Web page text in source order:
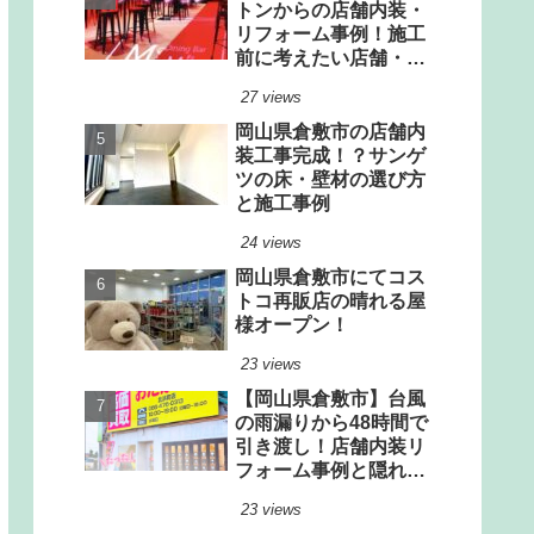
トンからの店舗内装・
リフォーム事例！施工
前に考えたい店舗・厨
27 views
岡山県倉敷市の店舗内
装工事完成！？サンゲ
ツの床・壁材の選び方
と施工事例
24 views
岡山県倉敷市にてコス
トコ再販店の晴れる屋
様オープン！
23 views
【岡山県倉敷市】台風
の雨漏りから48時間で
引き渡し！店舗内装リ
フォーム事例と隠れた
方
23 views